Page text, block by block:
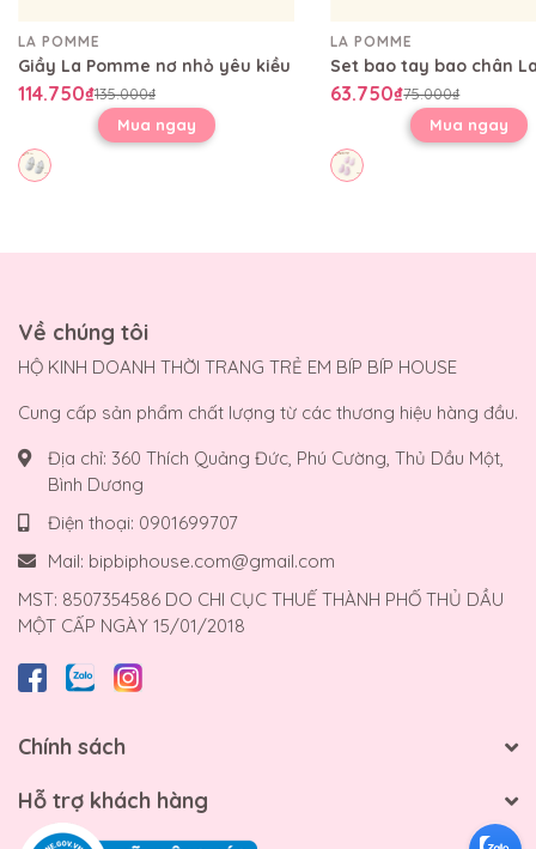
LA POMME
Giầy La Pomme nơ nhỏ yêu kiều
114.750₫135.000₫
Mua ngay
LA POMME
63.750₫75.000₫
Mua ngay
Về chúng tôi
HỘ KINH DOANH THỜI TRANG TRẺ EM BÍP BÍP HOUSE
Cung cấp sản phẩm chất lượng từ các thương hiệu hàng đầu.
Địa chỉ: 360 Thích Quảng Đức, Phú Cường, Thủ Dầu Một,
Bình Dương
Điện thoại: 0901699707
Mail: bipbiphouse.com@gmail.com
MST: 8507354586 DO CHI CỤC THUẾ THÀNH PHỐ THỦ DẦU
MỘT CẤP NGÀY 15/01/2018
Chính sách
Hỗ trợ khách hàng